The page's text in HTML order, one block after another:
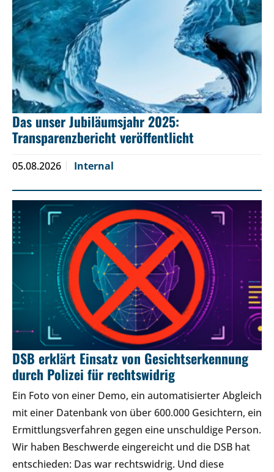
Das unser Jubiläumsjahr 2025:
Transparenzbericht veröffentlicht
05.08.2026 Internal
DSB erklärt Einsatz von Gesichtserkennung
durch Polizei für rechtswidrig
Ein Foto von einer Demo, ein automatisierter Abgleich
mit einer Datenbank von über 600.000 Gesichtern, ein
Ermittlungsverfahren gegen eine unschuldige Person.
Wir haben Beschwerde eingereicht und die DSB hat
entschieden: Das war rechtswidrig. Und diese